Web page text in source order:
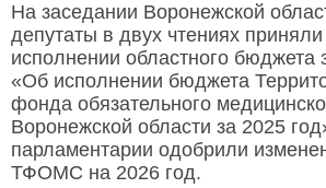
На заседании Воронежской
депутаты в двух чтениях
исполнении областного бюджета
«Об исполнении бюджета
фонда обязательного
Воронежской области за 2025
парламентарии одобрили
ТФОМС на 2026 год.